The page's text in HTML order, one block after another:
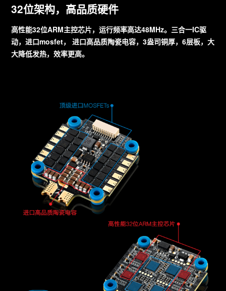
32位架构，高品质硬件
高性能32位ARM主控芯片，运行频率高达48MHz。三合一IC驱
动，进口mosfet， 进口高品质陶瓷电容，3盎司铜厚，6层板，大
大降低发热，效率更高。